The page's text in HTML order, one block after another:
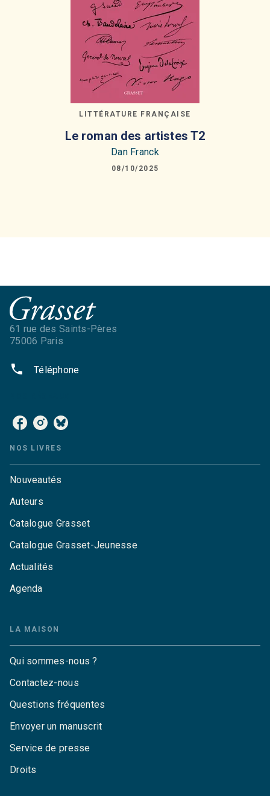
LITTÉRATURE FRANÇAISE
Le roman des artistes T2
Dan Franck
08/10/2025
61 rue des Saints-Pères
75006 Paris
phone Téléphone
NOS LIVRES
Nouveautés
Auteurs
Catalogue Grasset
Catalogue Grasset-Jeunesse
Actualités
Agenda
LA MAISON
Qui sommes-nous ?
Contactez-nous
Questions fréquentes
Envoyer un manuscrit
Service de presse
Droits